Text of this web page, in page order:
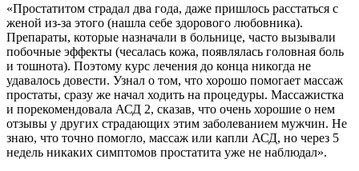
«Простатитом страдал два года, даже пришлось расстаться с
женой из-за этого (нашла себе здорового любовника).
Препараты, которые назначали в больнице, часто вызывали
побочные эффекты (чесалась кожа, появлялась головная боль
и тошнота). Поэтому курс лечения до конца никогда не
удавалось довести. Узнал о том, что хорошо помогает массаж
простаты, сразу же начал ходить на процедуры. Массажистка
и порекомендовала АСД 2, сказав, что очень хорошие о нем
отзывы у других страдающих этим заболеванием мужчин. Не
знаю, что точно помогло, массаж или капли АСД, но через 5
недель никаких симптомов простатита уже не наблюдал».